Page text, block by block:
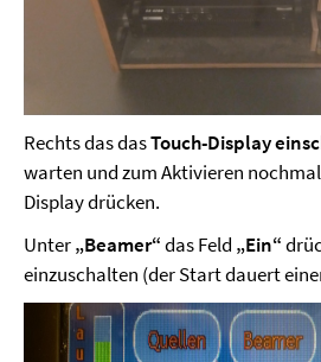
Rechts das dasTouch-Display
warten und zum Aktivieren
Display drücken.
Unter„Beamer“das Feld „Ein“
einzuschalten (der Start dauert